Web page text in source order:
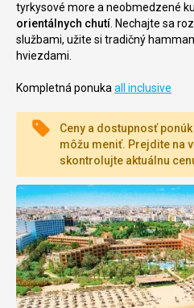
tyrkysové more a neobmedzené
orientálnych chutí . Nechajte sa
službami, užite si tradičný
hviezdami.
Kompletná ponuka all inclusive
Ceny a dostupnosť
môžu meniť. Prejdite na
skontrolujte aktuálnu